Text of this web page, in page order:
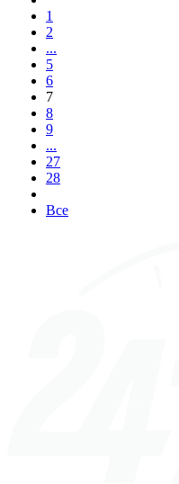
1
2
...
5
6
7
8
9
...
27
28
Все